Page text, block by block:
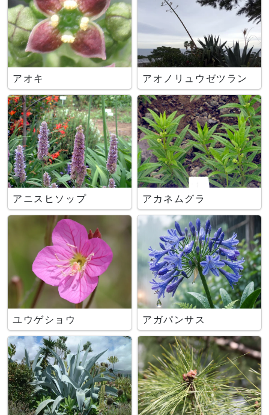
アオキ アオノリュウゼツラン
アニスヒソップ アカネムグラ
ユウゲショウ アガパンサス